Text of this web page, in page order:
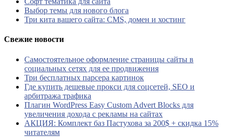
Выбор темы для нового блога
Три кита вашего сайта: CMS, домен и хостинг
Свежие новости
Самостоятельное оформление страницы сайты в
социальных сетях для ее продвижения
Три бесплатных парсера картинок
Где купить дешевые прокси для соцсетей, SEO и
арбитража трафика
Плагин WordPress Easy Custom Advert Blocks для
увеличения дохода с рекламы на сайтах
АКЦИЯ: Комплект баз Пастухова за 200$ + скидка 15%
читателям